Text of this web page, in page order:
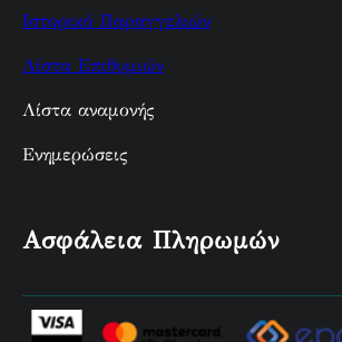
Ιστορικό Παραγγελιών
Λίστα Επιθυμιών
Λίστα αναμονής
Ενημερώσεις
Ασφάλεια Πληρωμών